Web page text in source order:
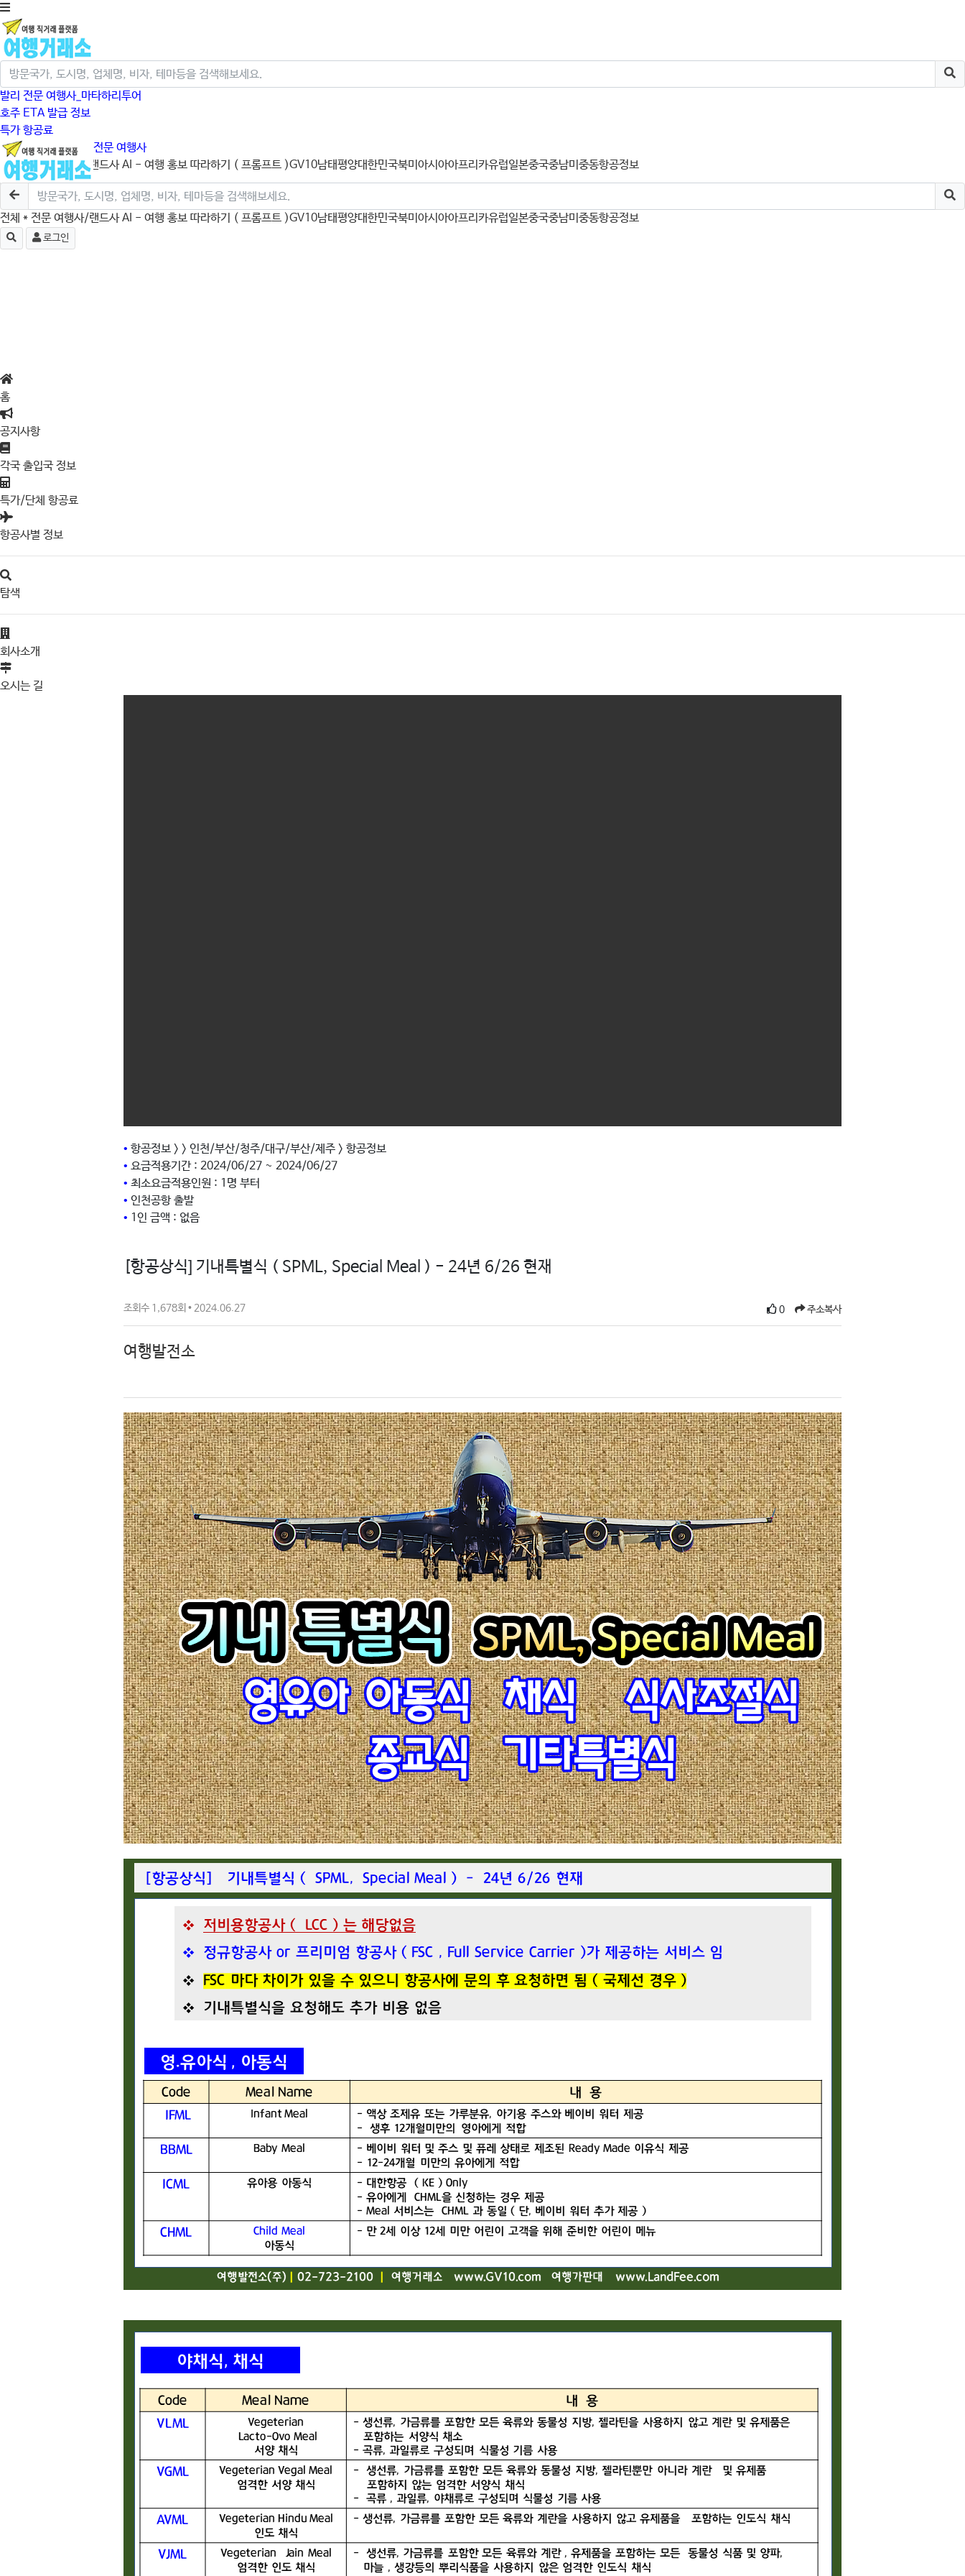
발리 전문 여행사_마타하리투어
호주 ETA 발급 정보
특가 항공료
크루즈/미국/캐나다 전문 여행사
전체 * 전문 여행사/랜드사AI - 여행 홍보 따라하기 ( 프롬프트 )GV10남태평양대한민국북미 아시아아프리카유럽일본중국중남미 중동항공정보
로그인
전체 * 전문 여행사/랜드사AI - 여행 홍보 따라하기 ( 프롬프트 )GV10남태평양대한민국북미 아시아아프리카유럽일본중국중남미 중동항공정보
로그인
홈
공지사항
각국 출입국 정보
특가/단체 항공료
항공사별 정보
탐색
회사소개
오시는 길
• 항공정보 > > 인천/부산/청주/대구/부산/제주 > 항공정보
• 요금적용기간 : 2024/06/27 ~ 2024/06/27
• 최소요금적용인원 : 1명 부터
• 인천공항 출발
• 1인 금액 : 없음
[항공상식] 기내특별식 ( SPML, Special Meal ) - 24년 6/26 현재
조회수 1,678회 • 2024.06.27 0 주소복사
여행발전소